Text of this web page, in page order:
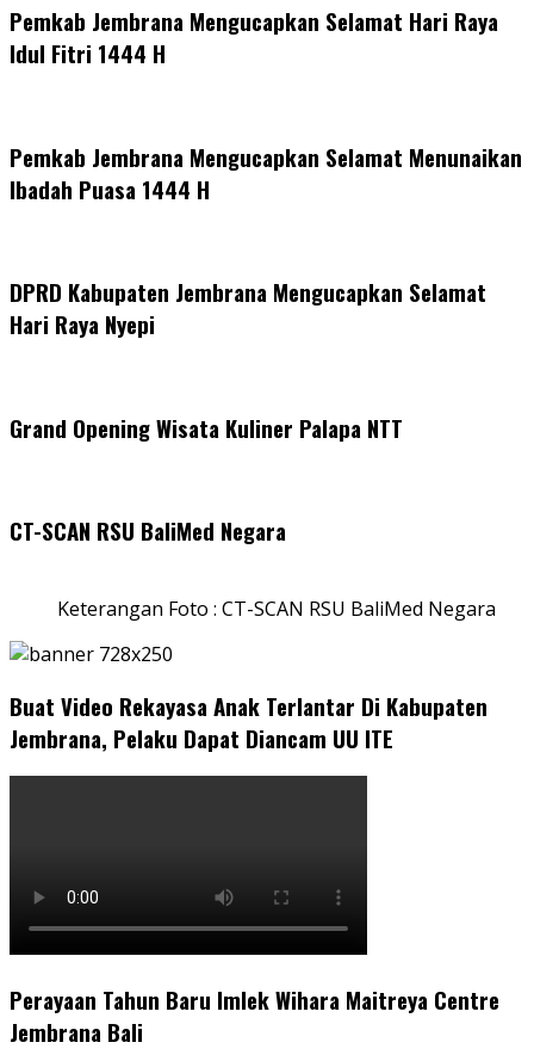
Pemkab Jembrana Mengucapkan Selamat Hari Raya
Idul Fitri 1444 H
Pemkab Jembrana Mengucapkan Selamat Menunaikan
Ibadah Puasa 1444 H
DPRD Kabupaten Jembrana Mengucapkan Selamat
Hari Raya Nyepi
Grand Opening Wisata Kuliner Palapa NTT
CT-SCAN RSU BaliMed Negara
Keterangan Foto : CT-SCAN RSU BaliMed Negara
Buat Video Rekayasa Anak Terlantar Di Kabupaten
Jembrana, Pelaku Dapat Diancam UU ITE
Perayaan Tahun Baru Imlek Wihara Maitreya Centre
Jembrana Bali